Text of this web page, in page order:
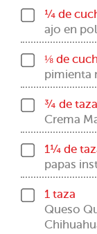
¼ de
ajo en
⅛ de
pimienta
¾ de taza
Crema
1¼ de
papas
1 taza
Queso